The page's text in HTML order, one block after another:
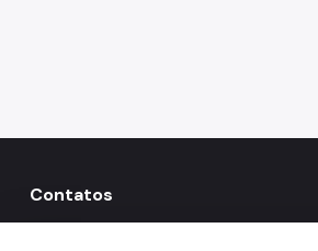
Contatos
156